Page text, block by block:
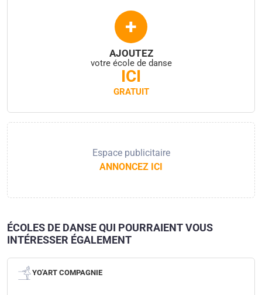
+
AJOUTEZ
votre école de danse
ICI
GRATUIT
Espace publicitaire
ANNONCEZ ICI
ÉCOLES DE DANSE QUI POURRAIENT VOUS
INTÉRESSER ÉGALEMENT
YO'ART COMPAGNIE